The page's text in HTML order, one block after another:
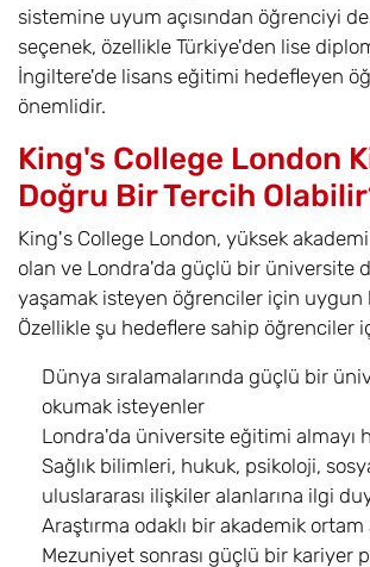
sistemine uyum açısından öğrenciyi
seçenek, özellikle Türkiye'den lise
İngiltere'de lisans eğitimi hedefleyen
önemlidir.
King's College London
Doğru Bir Tercih
King's College London, yüksek
olan ve Londra'da güçlü bir üniversite
yaşamak isteyen öğrenciler için uygun
Özellikle şu hedeflere sahip öğrenciler
Dünya sıralamalarında güçlü bir
okumak isteyenler
Londra'da üniversite eğitimi almayı
Sağlık bilimleri, hukuk, psikoloji,
uluslararası ilişkiler alanlarına ilgi
Araştırma odaklı bir akademik
Mezuniyet sonrası güçlü bir kariyer